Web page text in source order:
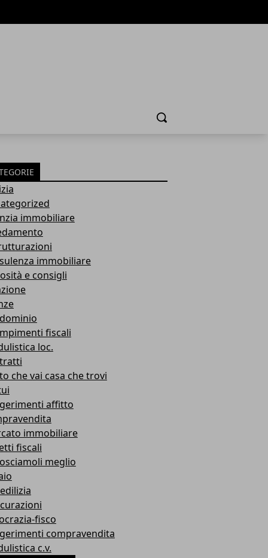
Cerca
immobiliare
immobiliare
e consigli
fiscali
loc.
che vai casa che trovi
affitto
immobiliare
fiscali
meglio
fisco
compravendita
c.v.